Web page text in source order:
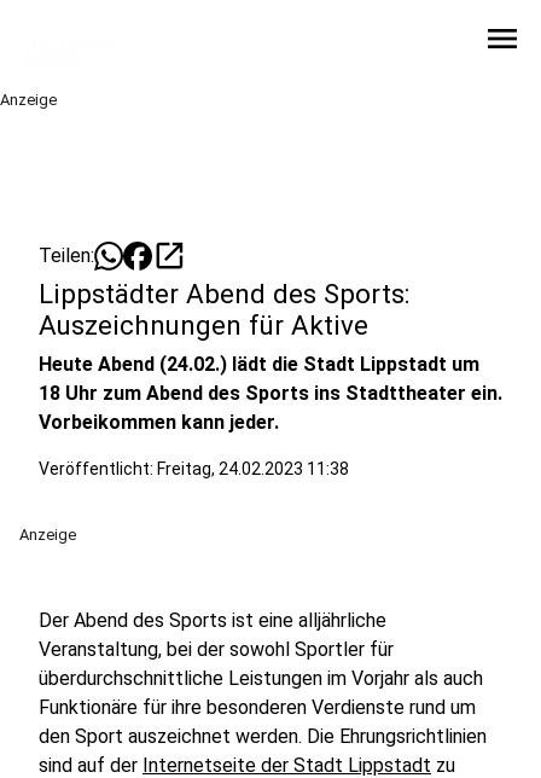
menu
Anzeige
Teilen: open_in_new
Lippstädter Abend des Sports:
Auszeichnungen für Aktive
Heute Abend (24.02.) lädt die Stadt Lippstadt um
18 Uhr zum Abend des Sports ins Stadttheater ein.
Vorbeikommen kann jeder.
Veröffentlicht: Freitag, 24.02.2023 11:38
Anzeige
Der Abend des Sports ist eine alljährliche
Veranstaltung, bei der sowohl Sportler für
überdurchschnittliche Leistungen im Vorjahr als auch
Funktionäre für ihre besonderen Verdienste rund um
den Sport auszeichnet werden. Die Ehrungsrichtlinien
sind auf der Internetseite der Stadt Lippstadt zu